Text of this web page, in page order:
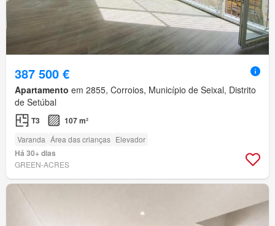
387 500 €
Apartamento em 2855, Corroios, Município de Seixal, Distrito
de Setúbal
T3 107 m²
Varanda Área das crianças Elevador
Há 30+ dias
GREEN-ACRES